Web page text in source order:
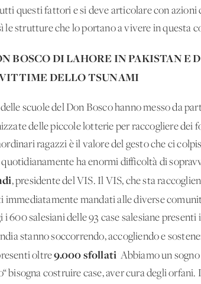
questi fattori e si deve articolare con azioni
le strutture che lo portano a vivere in questa
BOSCO DI LAHORE IN PAKISTAN
DELLO TSUNAMI
scuole del Don Bosco hanno messo da
delle piccole lotterie per raccogliere dei
ragazzi è il valore del gesto che ci
ha enormi difficoltà di
, presidente del VIS. Il VIS, che sta
immediatamente mandati alle diverse
600 salesiani delle 93 case salesiane
stanno soccorrendo, accogliendo e
oltre9.000 sfollati 'Abbiamo un
bisogna costruire case, aver cura degli